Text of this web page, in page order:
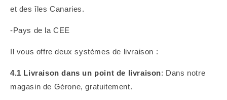
et des îles Canaries.
-Pays de la CEE
Il vous offre deux systèmes de livraison :
4.1 Livraison dans un point de livraison: Dans notre
magasin de Gérone, gratuitement.